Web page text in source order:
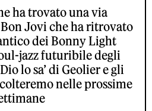
ha trovato una via
Jovi che ha ritrovato
dei Bonny Light
jazz futuribile degli
lo sa’ di Geolier e gli
nelle prossime